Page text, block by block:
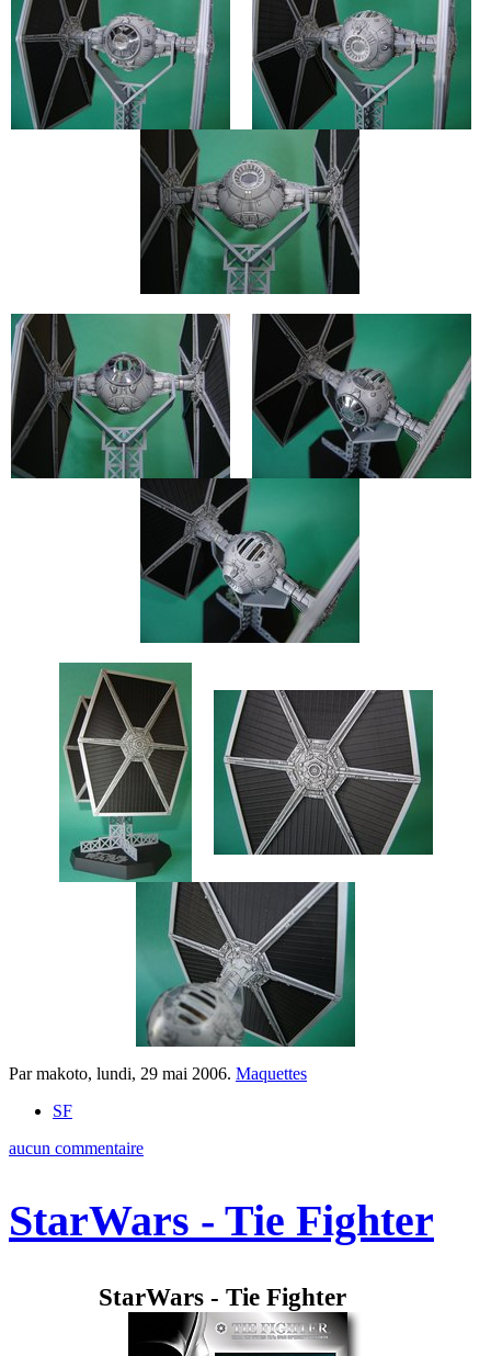
Par makoto, lundi, 29 mai 2006. Maquettes
SF
aucun commentaire
StarWars - Tie Fighter
StarWars - Tie Fighter